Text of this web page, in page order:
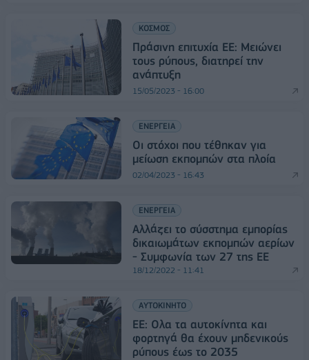
ΚΟΣΜΟΣ
Πράσινη επιτυχία ΕΕ: Μειώνει
τους ρύπους, διατηρεί την
ανάπτυξη
15/05/2023 - 16:00
ΕΝΕΡΓΕΙΑ
Οι στόχοι που τέθηκαν για
μείωση εκπομπών στα πλοία
02/04/2023 - 16:43
ΕΝΕΡΓΕΙΑ
Αλλάζει το σύσστημα εμπορίας
δικαιωμάτων εκπομπών αερίων
- Συμφωνία των 27 της ΕΕ
18/12/2022 - 11:41
ΑΥΤΟΚΙΝΗΤΟ
ΕΕ: Ολα τα αυτοκίνητα και
φορτηγά θα έχουν μηδενικούς
ρύπους έως το 2035